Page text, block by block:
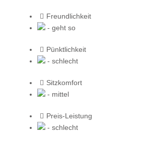
Freundlichkeit
- geht so
Pünktlichkeit
- schlecht
Sitzkomfort
- mittel
Preis-Leistung
- schlecht